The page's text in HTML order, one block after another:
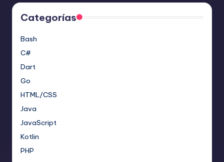
Categorías
Bash
C#
Dart
Go
HTML/CSS
Java
JavaScript
Kotlin
PHP